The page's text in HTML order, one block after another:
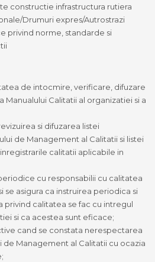
constructie infrastructura rutiera
Drumuri expres/Autrostrazi
privind norme, standarde si
de intocmire, verificare, difuzare
Manualului Calitatii al organizatiei si a
si difuzarea listei
de Management al Calitatii si listei
calitatii aplicabile in
cu responsabilii cu calitatea
asigura ca instruirea periodica si
privind calitatea se fac cu intregul
si ca acestea sunt eficace;
cand se constata nerespectarea
de Management al Calitatii cu ocazia